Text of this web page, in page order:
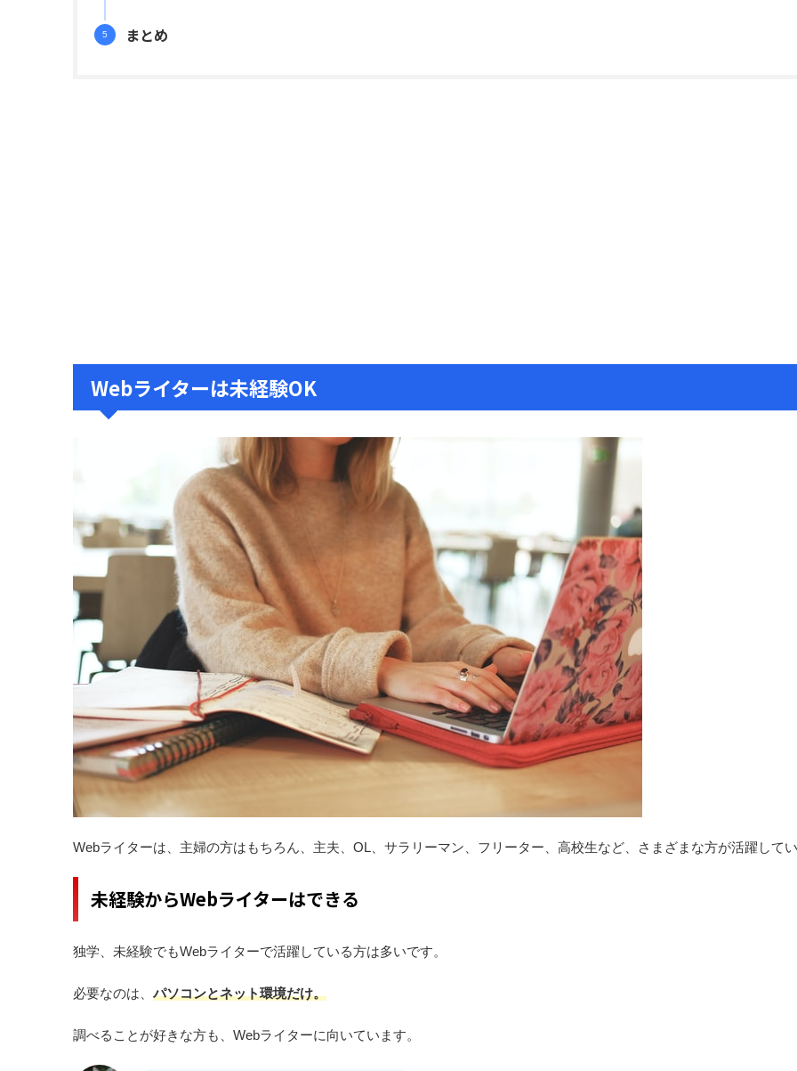
まとめ
Webライターは未経験OK
Webライターは、主婦の方はもちろん、主夫、OL、サラリーマン、フリーター、高校生など、さまざまな方が活躍して
未経験からWebライターはできる
独学、未経験でもWebライターで活躍している方は多いです。
必要なのは、 パソコンとネット環境だけ。
調べることが好きな方も、Webライターに向いています。